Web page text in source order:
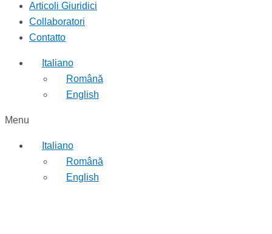
Articoli Giuridici
Collaboratori
Contatto
Italiano
Română
English
Menu
Italiano
Română
English